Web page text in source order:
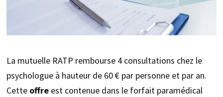
La mutuelle RATP rembourse 4 consultations chez le
psychologue à hauteur de 60 € par personne et par an.
Cette offre est contenue dans le forfait paramédical